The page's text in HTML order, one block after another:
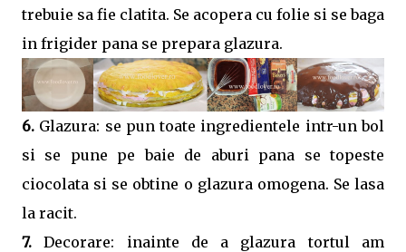
trebuie sa fie clatita. Se acopera cu folie si se baga
in frigider pana se prepara glazura.
6. Glazura: se pun toate ingredientele intr-un bol
si se pune pe baie de aburi pana se topeste
ciocolata si se obtine o glazura omogena. Se lasa
la racit.
7. Decorare: inainte de a glazura tortul am